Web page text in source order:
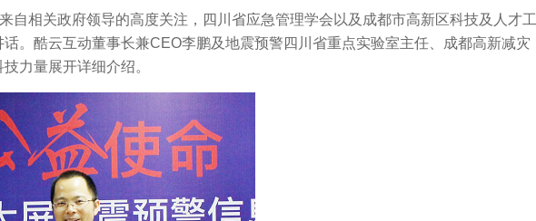
相关政府领导的高度关注，四川省应急管理学会以及成都市高新区科技及人才工
。酷云互动董事长兼CEO李鹏及地震预警四川省重点实验室主任、成都高新减灾
力量展开详细介绍。